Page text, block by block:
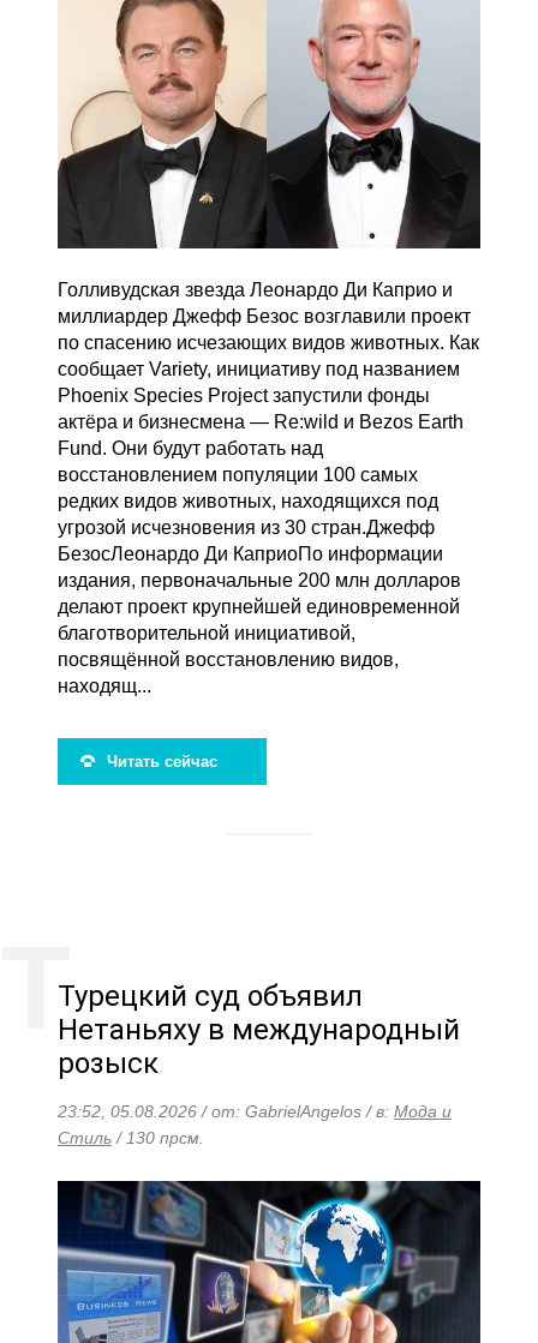
Голливудская звезда Леонардо Ди Каприо и
миллиардер Джефф Безос возглавили проект
по спасению исчезающих видов животных. Как
сообщает Variety, инициативу под названием
Phoenix Species Project запустили фонды
актёра и бизнесмена — Re:wild и Bezos Earth
Fund. Они будут работать над
восстановлением популяции 100 самых
редких видов животных, находящихся под
угрозой исчезновения из 30 стран.Джефф
БезосЛеонардо Ди КаприоПо информации
издания, первоначальные 200 млн долларов
делают проект крупнейшей единовременной
благотворительной инициативой,
посвящённой восстановлению видов,
находящ...
Читать сейчас
Турецкий суд объявил
Нетаньяху в международный
розыск
23:52, 05.08.2026 / от: GabrielAngelos / в: Мода и
Стиль / 130 прсм.